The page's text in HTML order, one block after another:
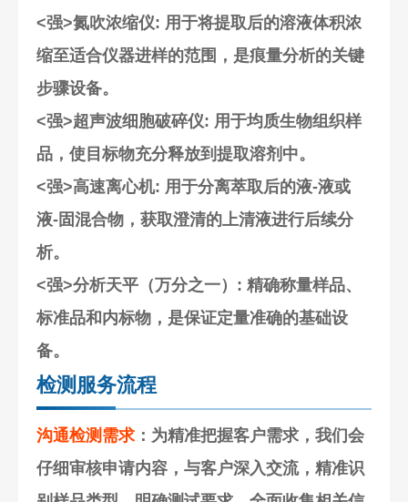
<强>氮吹浓缩仪: 用于将提取后的溶液体积浓
缩至适合仪器进样的范围，是痕量分析的关键
步骤设备。
<强>超声波细胞破碎仪: 用于均质生物组织样
品，使目标物充分释放到提取溶剂中。
<强>高速离心机: 用于分离萃取后的液-液或
液-固混合物，获取澄清的上清液进行后续分
析。
<强>分析天平（万分之一） : 精确称量样品、
标准品和内标物，是保证定量准确的基础设
备。
检测服务流程
沟通检测需求 ：为精准把握客户需求，我们会
仔细审核申请内容，与客户深入交流，精准识